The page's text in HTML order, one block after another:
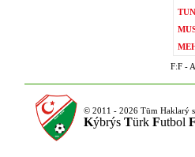
F:F -
© 2011 - 2026 Tüm Haklarý
Kýbrýs Türk Futbol F